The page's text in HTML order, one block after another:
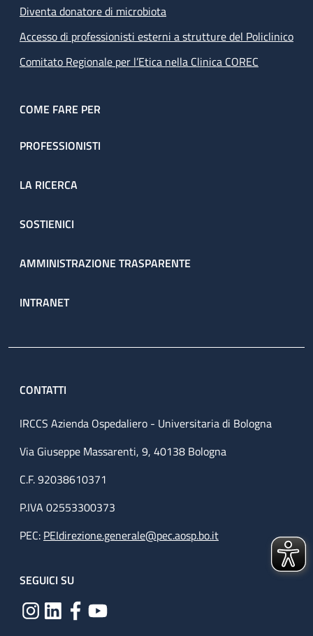
Diventa donatore di microbiota
Accesso di professionisti esterni a strutture del Policlinico
Comitato Regionale per l’Etica nella Clinica COREC
COME FARE PER
PROFESSIONISTI
LA RICERCA
SOSTIENICI
AMMINISTRAZIONE TRASPARENTE
INTRANET
CONTATTI
IRCCS Azienda Ospedaliero - Universitaria di Bologna
Via Giuseppe Massarenti, 9, 40138 Bologna
C.F. 92038610371
P.IVA 02553300373
PEC: PEIdirezione.generale@pec.aosp.bo.it
SEGUICI SU